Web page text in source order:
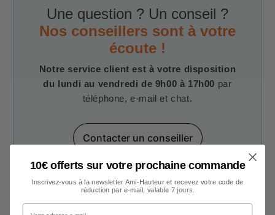
Une question ? Un conseil ?
Nos conseillers sont à votre
écoute !
Notre service client est à votre disposition
du lundi au vendredi de 9h00 à 17h00 par
téléphone, e-mail et chat.
Contacter un conseiller
10€ offerts sur votre prochaine commande
Inscrivez-vous à la newsletter Ami-Hauteur et recevez votre code de
réduction par e-mail, valable 7 jours.
Votre adresse e-mail